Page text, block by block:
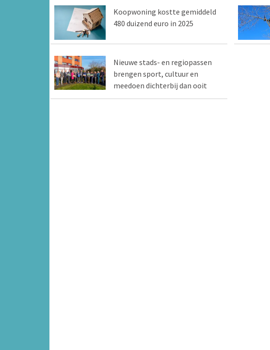
Koopwoning kostte gemiddeld
480 duizend euro in 2025
Nieuwe stads- en regiopassen
brengen sport, cultuur en
meedoen dichterbij dan ooit